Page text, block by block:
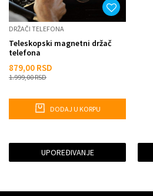
DRŽAČI TELEFONA
Teleskopski magnetni držač
telefona
879,00 RSD
1.999,00RSD
DODAJ U KORPU
UPOREĐIVANJE